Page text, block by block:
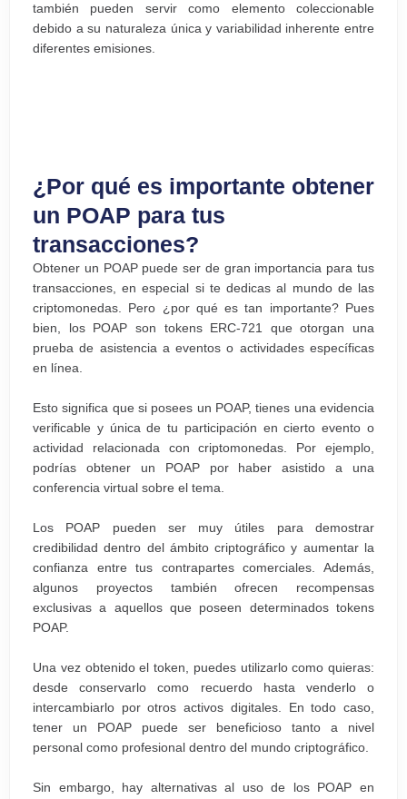
también pueden servir como elemento coleccionable
debido a su naturaleza única y variabilidad inherente entre
diferentes emisiones.
¿Por qué es importante obtener
un POAP para tus
transacciones?
Obtener un POAP puede ser de gran importancia para tus
transacciones, en especial si te dedicas al mundo de las
criptomonedas. Pero ¿por qué es tan importante? Pues
bien, los POAP son tokens ERC-721 que otorgan una
prueba de asistencia a eventos o actividades específicas
en línea.
Esto significa que si posees un POAP, tienes una evidencia
verificable y única de tu participación en cierto evento o
actividad relacionada con criptomonedas. Por ejemplo,
podrías obtener un POAP por haber asistido a una
conferencia virtual sobre el tema.
Los POAP pueden ser muy útiles para demostrar
credibilidad dentro del ámbito criptográfico y aumentar la
confianza entre tus contrapartes comerciales. Además,
algunos proyectos también ofrecen recompensas
exclusivas a aquellos que poseen determinados tokens
POAP.
Una vez obtenido el token, puedes utilizarlo como quieras:
desde conservarlo como recuerdo hasta venderlo o
intercambiarlo por otros activos digitales. En todo caso,
tener un POAP puede ser beneficioso tanto a nivel
personal como profesional dentro del mundo criptográfico.
Sin embargo, hay alternativas al uso de los POAP en